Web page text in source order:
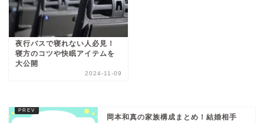
夜行バスで寝れない人必見！
寝方のコツや快眠アイテムを
大公開
2024-11-09
岡本和真の家族構成まとめ！結婚相手